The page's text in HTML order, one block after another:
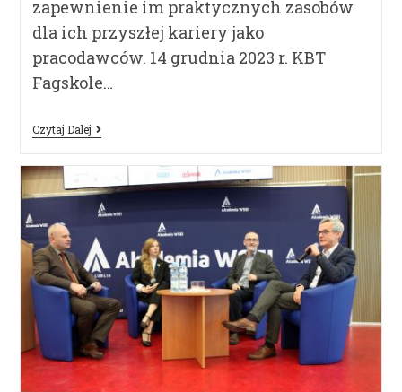
zapewnienie im praktycznych zasobów
dla ich przyszłej kariery jako
pracodawców. 14 grudnia 2023 r. KBT
Fagskole…
Czytaj Dalej